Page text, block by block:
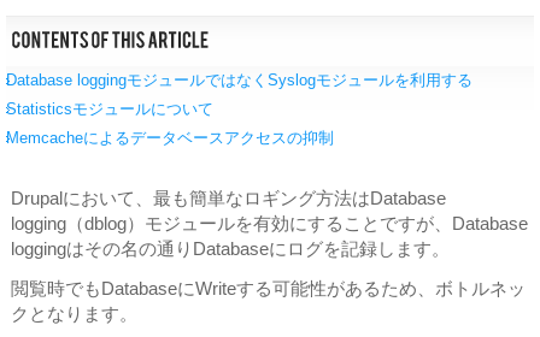
Database loggingモジュールではなくSyslogモジュールを利用する
Statisticsモジュールについて
Memcacheによるデータベースアクセスの抑制
Drupalにおいて、最も簡単なロギング方法はDatabase
logging（dblog）モジュールを有効にすることですが、Database
loggingはその名の通りDatabaseにログを記録します。
閲覧時でもDatabaseにWriteする可能性があるため、ボトルネッ
クとなります。